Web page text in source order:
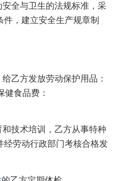
全与卫生的法规标准，采
，建立安全生产规章制
乙方发放劳动保护用品：
健食品费：
技术培训，乙方从事特种
经劳动行政部门考核合格发